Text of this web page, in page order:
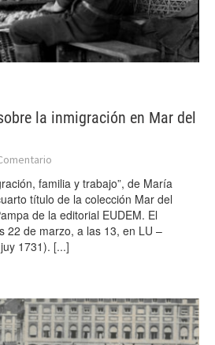
la inmigración en Mar del
familia y trabajo”, de María
título de la colección Mar del
de la editorial EUDEM. El
22 de marzo, a las 13, en LU –
1731). [...]